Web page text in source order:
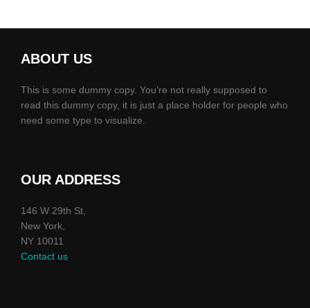
ABOUT US
This is some dummy copy. You’re not really supposed to
read this dummy copy, it is just a place holder for people who
need some type to visualize.
OUR ADDRESS
146 W 29th St,
New York,
NY 10011
Contact us